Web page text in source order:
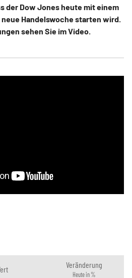
der Dow Jones heute mit einem
Handelswoche starten wird.
sehen Sie im Video.
Veränderung
Heute in %